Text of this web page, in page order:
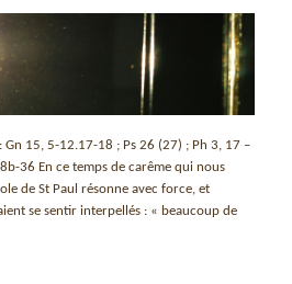
Gn 15, 5-12.17-18 ; Ps 26 (27) ; Ph 3, 17 –
36 En ce temps de carême qui nous
de St Paul résonne avec force, et
se sentir interpellés : « beaucoup de